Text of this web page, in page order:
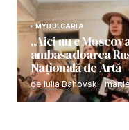
MYBULGARIA
„Aici nu e
ambasadoarea
Națională de Artă
de Iulia Bahovski